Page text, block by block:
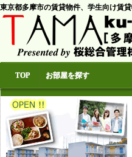
東京都多摩市の賃貸物件、学生向け賃
TOP お部屋を探す